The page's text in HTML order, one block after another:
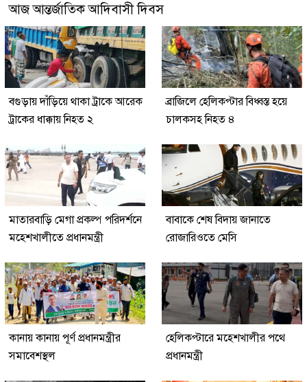
আজ আন্তর্জাতিক আদিবাসী দিবস
বগুড়ায় দাঁড়িয়ে থাকা ট্রাকে আরেক
ট্রাকের ধাক্কায় নিহত ২
ব্রাজিলে হেলিকপ্টার বিধ্বস্ত হয়ে
চালকসহ নিহত ৪
মাতারবাড়ি মেগা প্রকল্প পরিদর্শনে
মহেশখালীতে প্রধানমন্ত্রী
বাবাকে শেষ বিদায় জানাতে
রোজারিওতে মেসি
কানায় কানায় পূর্ণ প্রধানমন্ত্রীর
সমাবেশস্থল
হেলিকপ্টারে মহেশখালীর পথে
প্রধানমন্ত্রী